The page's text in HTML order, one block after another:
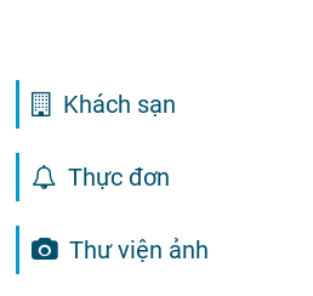
Khách sạn
Thực đơn
Thư viện ảnh